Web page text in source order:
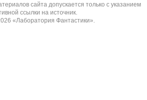
сайта допускается только с указанием
ссылки на источник.
«Лаборатория Фантастики»